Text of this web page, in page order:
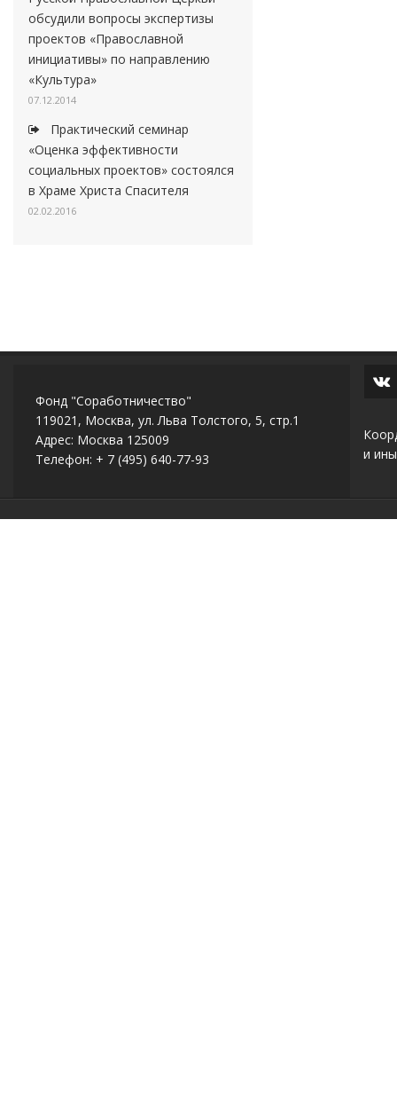
обсудили вопросы экспертизы
проектов «Православной
инициативы» по направлению
«Культура»
07.12.2014
Практический семинар
«Оценка эффективности
социальных проектов» состоялся
в Храме Христа Спасителя
02.02.2016
Фонд "Соработничество"
119021, Москва, ул. Льва Толстого, 5, стр.1
Адрес: Москва 125009
Телефон: + 7 (495) 640-77-93
и